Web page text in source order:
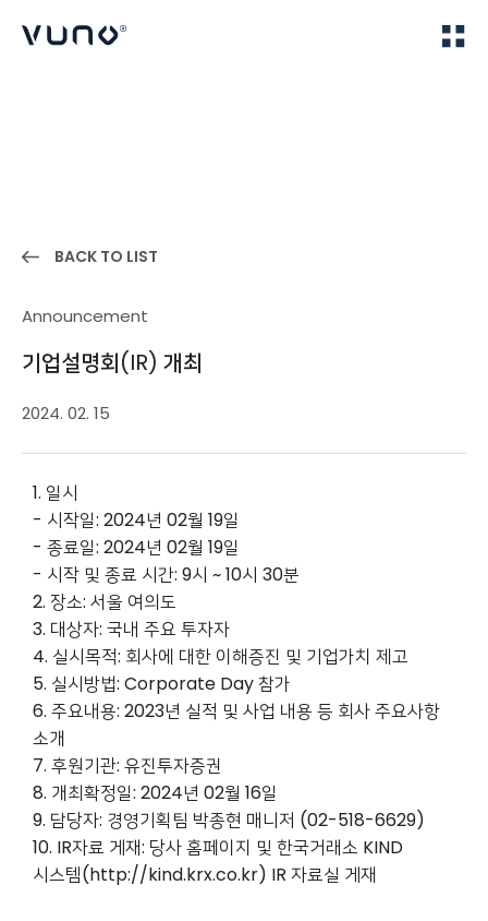
BACK TO LIST
Announcement
기업설명회(IR) 개최
2024. 02. 15
1. 일시
- 시작일: 2024년 02월 19일
- 종료일: 2024년 02월 19일
- 시작 및 종료 시간: 9시 ~ 10시 30분
2. 장소: 서울 여의도
3. 대상자: 국내 주요 투자자
4. 실시목적: 회사에 대한 이해증진 및 기업가치 제고
5. 실시방법: Corporate Day 참가
6. 주요내용: 2023년 실적 및 사업 내용 등 회사 주요사항
소개
7. 후원기관: 유진투자증권
8. 개최확정일: 2024년 02월 16일
9. 담당자: 경영기획팀 박종현 매니저 (02-518-6629)
10. IR자료 게재: 당사 홈페이지 및 한국거래소 KIND
시스템(http://kind.krx.co.kr) IR 자료실 게재